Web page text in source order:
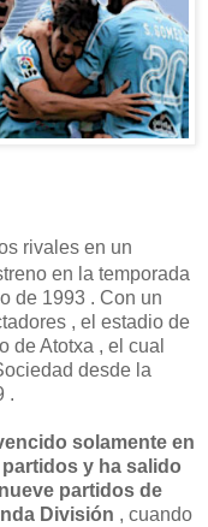
rivales en un
en la temporada
de 1993 . Con un
, el estadio de
de Atotxa , el cual
desde la
.
solamente en
y ha salido
partidos de
División , cuando